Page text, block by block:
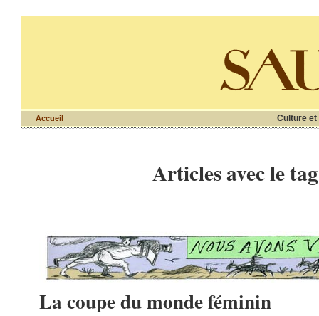
Culture et
Accueil
Articles avec le tag
La coupe du monde féminin